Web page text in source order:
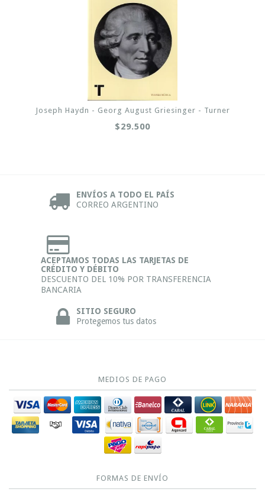
Joseph Haydn - Georg August Griesinger - Turner
$29.500
ENVÍOS A TODO EL PAÍS
CORREO ARGENTINO
ACEPTAMOS TODAS LAS TARJETAS DE
CRÉDITO Y DÉBITO
DESCUENTO DEL 10% POR TRANSFERENCIA
BANCARIA
SITIO SEGURO
Protegemos tus datos
MEDIOS DE PAGO
FORMAS DE ENVÍO